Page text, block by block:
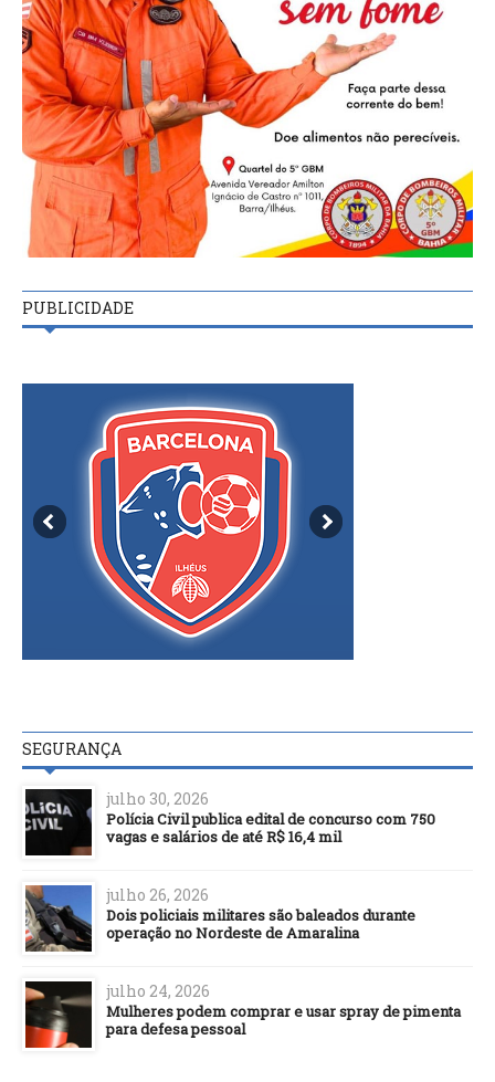
PUBLICIDADE
SEGURANÇA
julho 30, 2026
Polícia Civil publica edital de concurso com 750
vagas e salários de até R$ 16,4 mil
julho 26, 2026
Dois policiais militares são baleados durante
operação no Nordeste de Amaralina
julho 24, 2026
Mulheres podem comprar e usar spray de pimenta
para defesa pessoal